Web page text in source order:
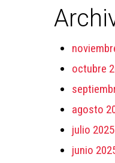
octubre
agosto
julio 2025
junio